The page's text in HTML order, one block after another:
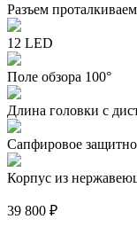
Разъем
12 LED
Поле обзора 100°
Длина головки с
Сапфировое
Корпус из
39 800 ₽